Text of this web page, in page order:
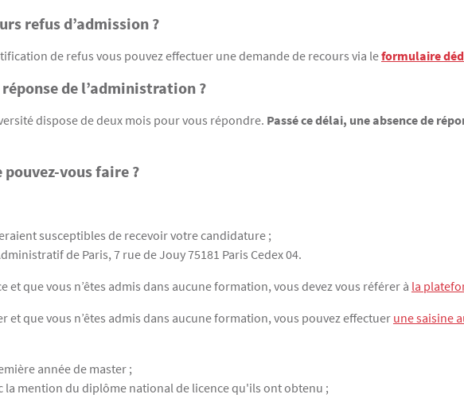
refus d’admission ?
de refus vous pouvez effectuer une demande de recours via leformulaire
de l’administration ?
dispose de deux mois pour vous répondre. Passé ce délai, une absence de
vous faire ?
susceptibles de recevoir votre candidature ;
de Paris, 7 rue de Jouy 75181 Paris Cedex 04.
et que vous n’êtes admis dans aucune formation, vous devez vous référer à la
et que vous n’êtes admis dans aucune formation, vous pouvez effectuer une saisine
année de master ;
la mention du diplôme national de licence qu'ils ont obtenu ;